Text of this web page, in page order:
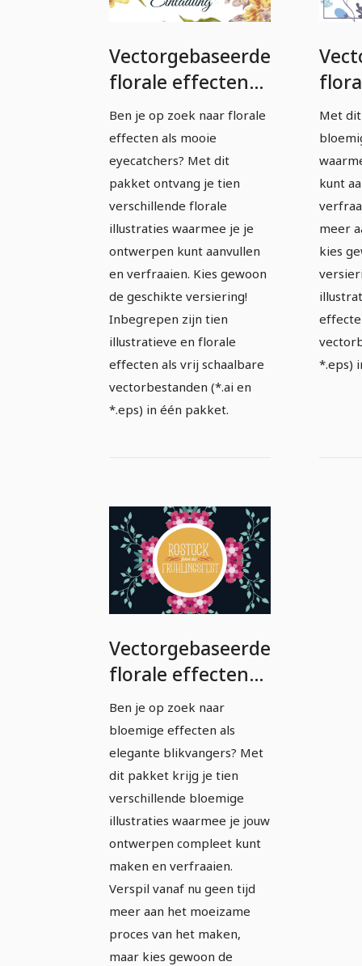
Vectorgebaseerde
florale effecten
en illustraties -
Pakket 3
Ben je op zoek naar florale
effecten als mooie
eyecatchers? Met dit
pakket ontvang je tien
verschillende florale
illustraties waarmee je je
ontwerpen kunt aanvullen
en verfraaien. Kies gewoon
de geschikte versiering!
Inbegrepen zijn tien
illustratieve en florale
effecten als vrij schaalbare
vectorbestanden (*.ai en
*.eps) in één pakket.
en
Met
kunt
meer
kies
*.eps)
Vectorgebaseerde
florale effecten
en illustraties -
Pakket 5
Ben je op zoek naar
bloemige effecten als
elegante blikvangers? Met
dit pakket krijg je tien
verschillende bloemige
illustraties waarmee je jouw
ontwerpen compleet kunt
maken en verfraaien.
Verspil vanaf nu geen tijd
meer aan het moeizame
proces van het maken,
maar kies gewoon de